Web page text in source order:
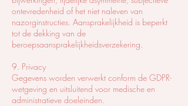
ontevredenheid of het niet naleven van
nazorginstructies. Aansprakelijkheid is beperkt
tot de dekking van de
beroepsaansprakelijkheidsverzekering.
9. Privacy
Gegevens worden verwerkt conform de GDPR-
wetgeving en uitsluitend voor medische en
administratieve doeleinden.